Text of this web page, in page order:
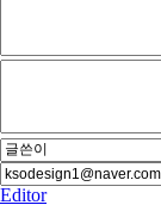
Editor